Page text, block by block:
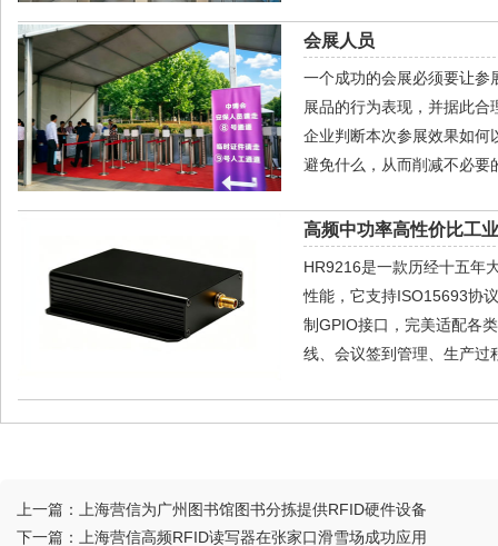
会展人员
一个成功的会展必须要让参
展品的行为表现，并据此
企业判断本次参展效果如何
避免什么，从而削减不必要
高频中功率高性价比工
HR9216是一款历经十五年
性能，它支持ISO15693协
制GPIO接口，完美适配各
线、会议签到管理、生产过
上一篇：
上海营信为广州图书馆图书分拣提供RFID硬件设备
下一篇：
上海营信高频RFID读写器在张家口滑雪场成功应用